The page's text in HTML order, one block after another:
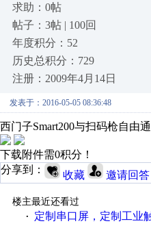
求助：0帖
帖子：3帖 | 100回
年度积分：52
历史总积分：729
注册：2009年4月14日
发表于：2016-05-05 08:36:48
西门子Smart200与扫码枪自由
下载附件需0积分！
分享到：
收藏 邀请回答
楼主最近还看过
·
定制串口屏，定制工业触摸屏，定制HMI，支持modbus协议，支持各种